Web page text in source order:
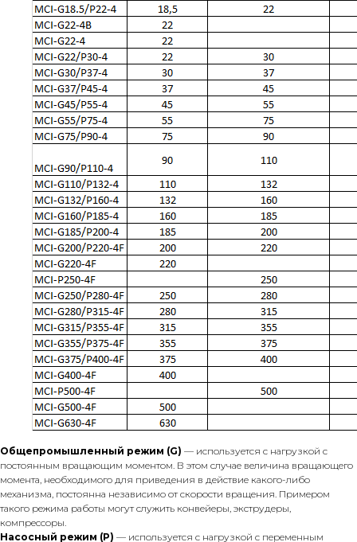
Общепромышленный режим (G) — используется с нагрузкой с
постоянным вращающим моментом. В этом случае величина вращающего
момента, необходимого для приведения в действие какого-либо
механизма, постоянна независимо от скорости вращения. Примером
такого режима работы могут служить конвейеры, экструдеры,
компрессоры.
Насосный режим (P) — используется с нагрузкой с переменным